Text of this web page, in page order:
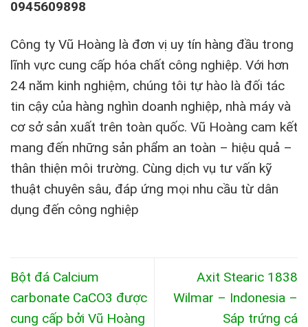
0945609898
Công ty Vũ Hoàng là đơn vị uy tín hàng đầu trong
lĩnh vực cung cấp hóa chất công nghiệp. Với hơn
24 năm kinh nghiệm, chúng tôi tự hào là đối tác
tin cậy của hàng nghìn doanh nghiệp, nhà máy và
cơ sở sản xuất trên toàn quốc. Vũ Hoàng cam kết
mang đến những sản phẩm an toàn – hiệu quả –
thân thiện môi trường. Cùng dịch vụ tư vấn kỹ
thuật chuyên sâu, đáp ứng mọi nhu cầu từ dân
dụng đến công nghiệp
Bột đá Calcium
carbonate CaCO3 được
cung cấp bởi Vũ Hoàng
Axit Stearic 1838
Wilmar – Indonesia –
Sáp trứng cá